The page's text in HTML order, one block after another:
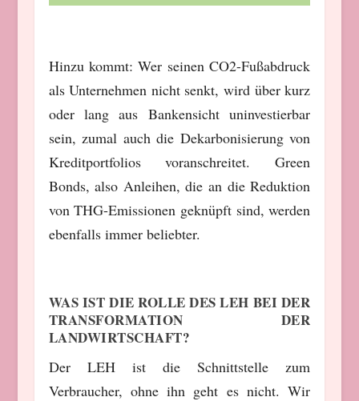
Hinzu kommt: Wer seinen CO2-Fußabdruck
als Unternehmen nicht senkt, wird über kurz
oder lang aus Bankensicht uninvestierbar
sein, zumal auch die Dekarbonisierung von
Kreditportfolios voranschreitet. Green
Bonds, also Anleihen, die an die Reduktion
von THG-Emissionen geknüpft sind, werden
ebenfalls immer beliebter.
WAS IST DIE ROLLE DES LEH BEI DER
TRANSFORMATION DER
LANDWIRTSCHAFT?
Der LEH ist die Schnittstelle zum
Verbraucher, ohne ihn geht es nicht. Wir